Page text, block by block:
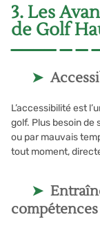
3. Les
de Golf
L’accessibilité est
golf. Plus besoin de
ou par mauvais
tout moment,
compétences